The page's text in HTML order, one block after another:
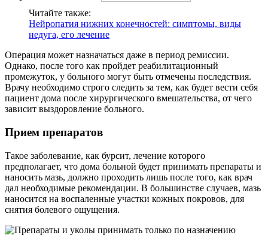
Читайте также:
Нейропатия нижних конечностей: симптомы, виды
недуга, его лечение
Операция может назначаться даже в период ремиссии.
Однако, после того как пройдет реабилитационный
промежуток, у больного могут быть отмечены последствия.
Врачу необходимо строго следить за тем, как будет вести себя
пациент дома после хирургического вмешательства, от чего
зависит выздоровление больного.
Прием препаратов
Такое заболевание, как бурсит, лечение которого
предполагает, что дома больной будет принимать препараты и
наносить мазь, должно проходить лишь после того, как врач
дал необходимые рекомендации. В большинстве случаев, мазь
наносится на воспаленные участки кожных покровов, для
снятия болевого ощущения.